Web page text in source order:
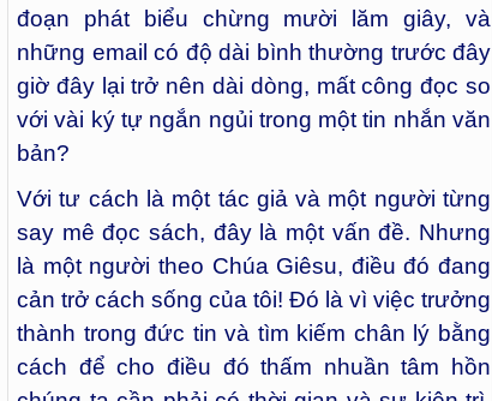
đoạn phát biểu chừng mười lăm giây, và
những email có độ dài bình thường trước đây
giờ đây lại trở nên dài dòng, mất công đọc so
với vài ký tự ngắn ngủi trong một tin nhắn văn
bản?
Với tư cách là một tác giả và một người từng
say mê đọc sách, đây là một vấn đề. Nhưng
là một người theo Chúa Giêsu, điều đó đang
cản trở cách sống của tôi! Đó là vì việc trưởng
thành trong đức tin và tìm kiếm chân lý bằng
cách để cho điều đó thấm nhuần tâm hồn